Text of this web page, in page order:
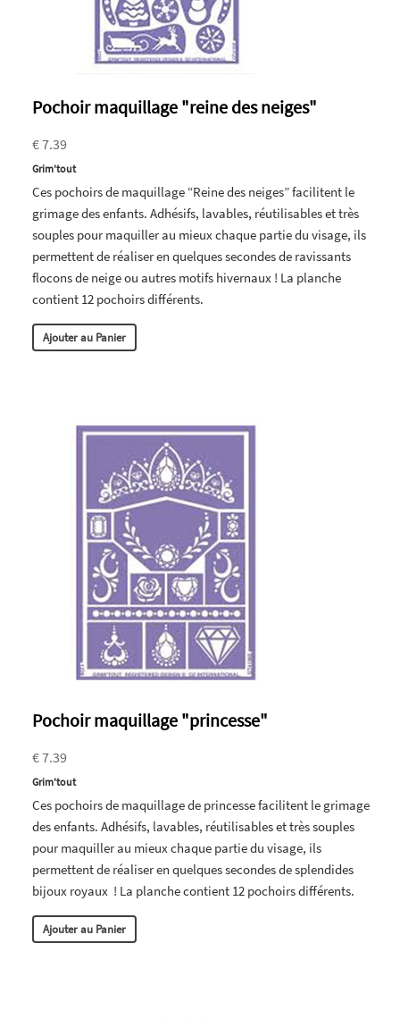
Pochoir maquillage "reine des neiges"
€ 7.39
Grim'tout
Ces pochoirs de maquillage “Reine des neiges” facilitent le
grimage des enfants. Adhésifs, lavables, réutilisables et très
souples pour maquiller au mieux chaque partie du visage, ils
permettent de réaliser en quelques secondes de ravissants
flocons de neige ou autres motifs hivernaux ! La planche
contient 12 pochoirs différents.
Ajouter au Panier
Pochoir maquillage "princesse"
€ 7.39
Grim'tout
Ces pochoirs de maquillage de princesse facilitent le grimage
des enfants. Adhésifs, lavables, réutilisables et très souples
pour maquiller au mieux chaque partie du visage, ils
permettent de réaliser en quelques secondes de splendides
bijoux royaux ! La planche contient 12 pochoirs différents.
Ajouter au Panier